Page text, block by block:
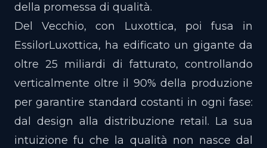
della promessa di qualità.
Del Vecchio, con Luxottica, poi fusa in
EssilorLuxottica, ha edificato un gigante da
oltre 25 miliardi di fatturato, controllando
verticalmente oltre il 90% della produzione
per garantire standard costanti in ogni fase:
dal design alla distribuzione retail. La sua
intuizione fu che la qualità non nasce dal